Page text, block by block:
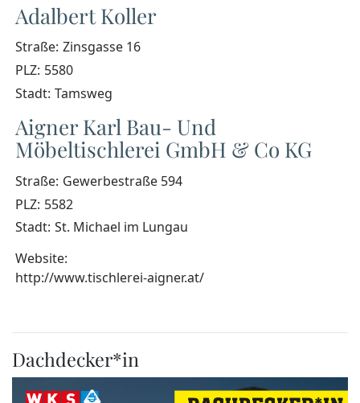
Adalbert Koller
Straße: Zinsgasse 16
PLZ: 5580
Stadt: Tamsweg
Aigner Karl Bau- Und
Möbeltischlerei GmbH & Co KG
Straße: Gewerbestraße 594
PLZ: 5582
Stadt: St. Michael im Lungau
Website:
http://www.tischlerei-aigner.at/
Dachdecker*in